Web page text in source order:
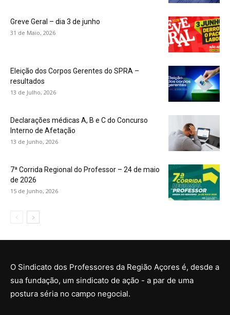
Greve Geral – dia 3 de junho
31 de Maio, 2026
Eleição dos Corpos Gerentes do SPRA –
resultados
13 de Julho, 2026
Declarações médicas A, B e C do Concurso
Interno de Afetação
13 de Junho, 2026
7ª Corrida Regional do Professor – 24 de maio
de 2026
15 de Junho, 2026
O Sindicato dos Professores da Região Açores é, desde a
sua fundação, um sindicato de ação - a par de uma
postura séria no campo negocial.